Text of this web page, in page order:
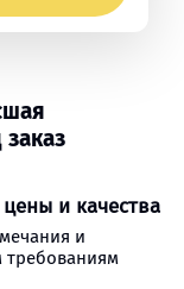
и качества
и
требованиям